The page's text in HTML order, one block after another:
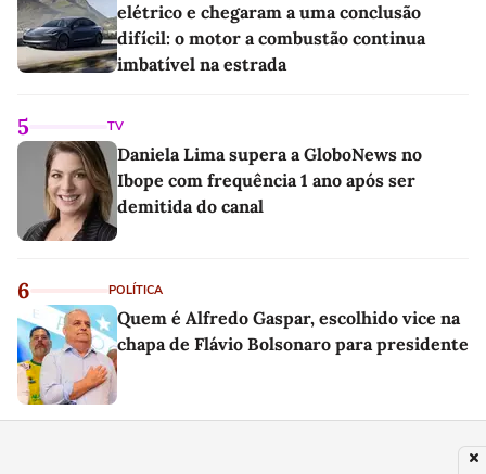
elétrico e chegaram a uma conclusão
difícil: o motor a combustão continua
imbatível na estrada
5 TV
Daniela Lima supera a GloboNews no
Ibope com frequência 1 ano após ser
demitida do canal
6 POLÍTICA
Quem é Alfredo Gaspar, escolhido vice na
chapa de Flávio Bolsonaro para presidente